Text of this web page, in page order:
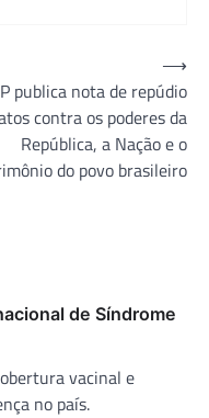
publica nota de repúdio
contra os poderes da
República, a Nação e o
do povo brasileiro
⟶
de Síndrome
vacinal e
no país.